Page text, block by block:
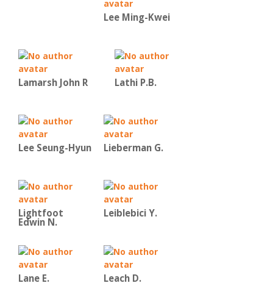
Lee Ming-Kwei
Lamarsh John R Lathi P.B.
Lee Seung-Hyun Lieberman G.
Lightfoot
Edwin N.
Leiblebici Y.
Lane E. Leach D.